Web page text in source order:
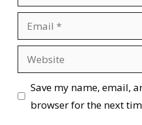
Email
Website
Save my name, email,
browser for the next